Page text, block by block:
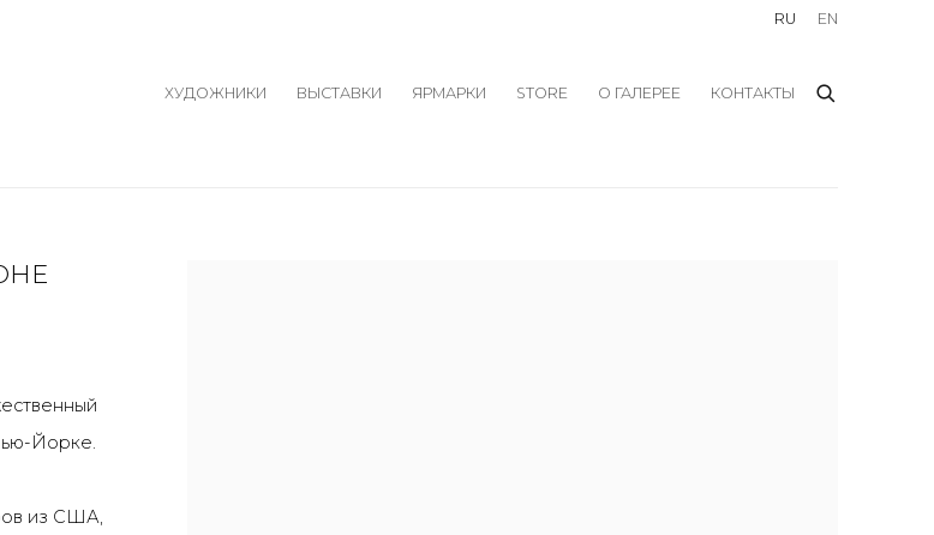
ХУДОЖНИКИ ВЫСТАВКИ ЯРМАРКИ STORE О ГАЛЕРЕЕ КОНТАКТЫ
RU EN
Йорке.
из США,